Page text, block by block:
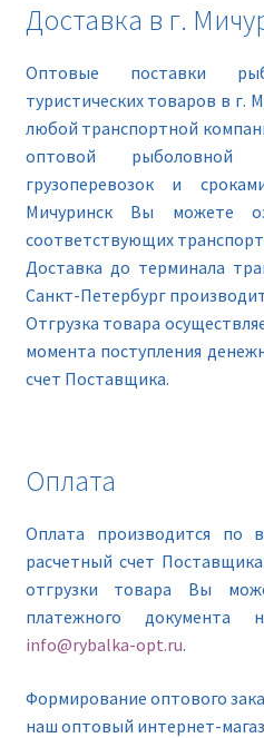
Доставка в г.
Оптовые поставки
туристических товаров в г.
любой транспортной
оптовой
грузоперевозок и
Мичуринск Вы можете
соответствующих
Доставка до терминала
Санкт-Петербург
Отгрузка товара
момента поступления
счет Поставщика.
Оплата
Оплата производится по
расчетный счет
отгрузки товара Вы
платежного документа
info@rybalka-opt.ru.
Формирование оптового
наш оптовый интернет-